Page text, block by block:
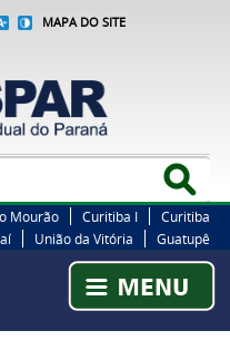
MAPA DO SITE
Mourão Curitiba I
Curitiba
União da Vitória Guatupê